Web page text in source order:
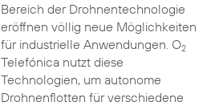
Bereich der Drohnentechnologie
eröffnen völlig neue Möglichkeiten
für industrielle Anwendungen. O2
Telefónica nutzt diese
Technologien, um autonome
Drohnenflotten für verschiedene